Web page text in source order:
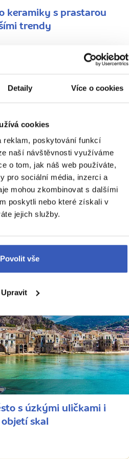
Detaily Více o cookies
cookies
reklam, poskytování funkcí
naší návštěvnosti využíváme
o tom, jak náš web používáte,
pro sociální média, inzerci a
mohou zkombinovat s dalšími
poskytli nebo které získali v
jejich služby.
Povolit vše
Upravit
keramiky s prastarou
trendy
z tmavého
s úzkými uličkami i
skal